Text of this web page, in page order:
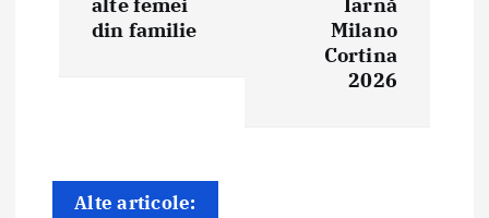
alte femei
din familie
Iarnă
Milano
Cortina
2026
Alte articole: